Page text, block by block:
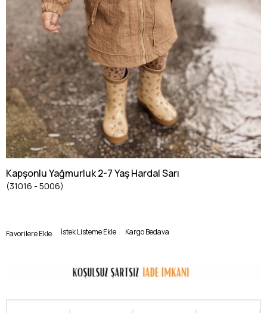
Kapşonlu Yağmurluk 2-7 Yaş Hardal Sarı
(31016 - 5006)
Favorilere Ekle İstek Listeme Ekle Kargo Bedava